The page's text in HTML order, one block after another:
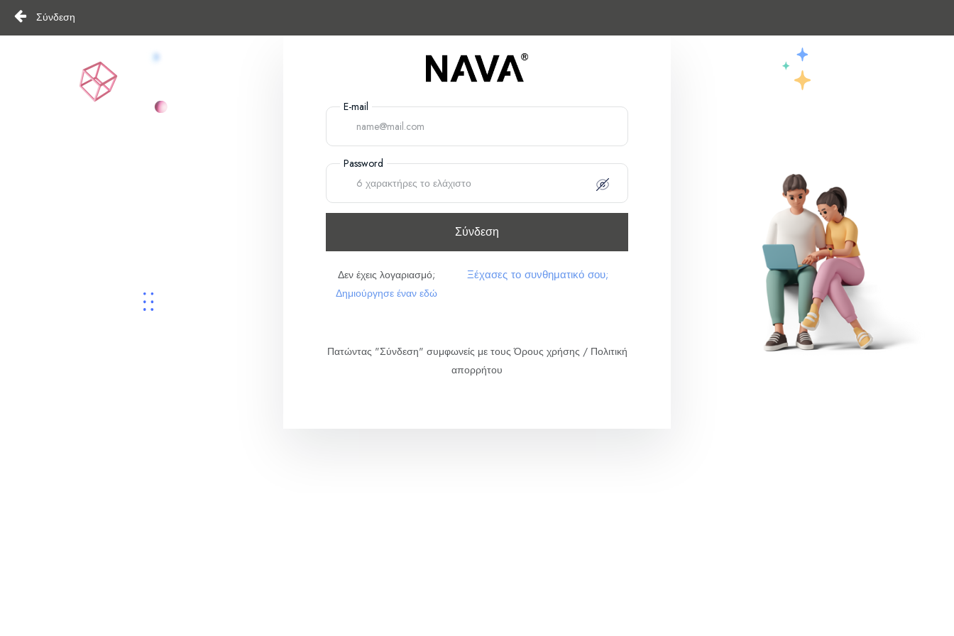
Σύνδεση
E-mail
Password
Σύνδεση
Δεν έχεις λογαριασμό;
Δημιούργησε έναν εδώ
Ξέχασες το συνθηματικό σου;
Πατώντας "Σύνδεση" συμφωνείς με τους Όρους χρήσης / Πολιτική
απορρήτου